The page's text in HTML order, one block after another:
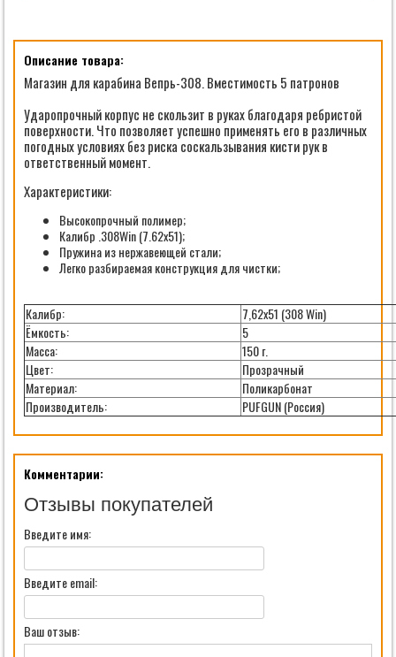
Описание товара:
Магазин для карабина Вепрь-308. Вместимость 5 патронов
Ударопрочный корпус не скользит в руках благодаря ребристой
поверхности. Что позволяет успешно применять его в различных
погодных условиях без риска соскальзывания кисти рук в
ответственный момент.
Характеристики:
Высокопрочный полимер;
Калибр .308Win (7.62х51);
Пружина из нержавеющей стали;
Легко разбираемая конструкция для чистки;
Калибр:
7,62х51 (308 Win)
Ёмкость:
5
Масса:
150 г.
Цвет:
Прозрачный
Материал:
Поликарбонат
Производитель:
PUFGUN (Россия)
Комментарии:
Отзывы покупателей
Введите имя:
Введите email:
Ваш отзыв: